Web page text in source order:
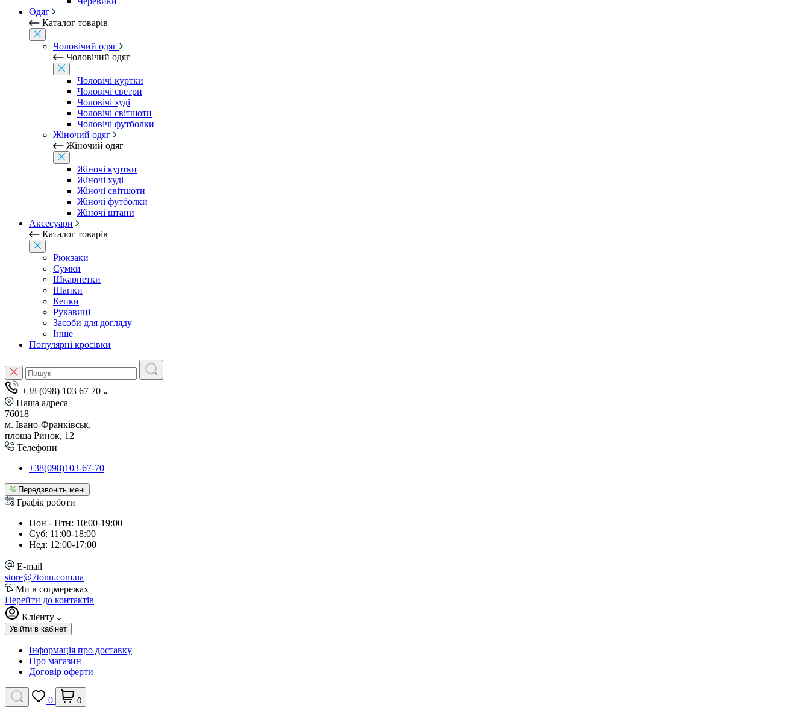
Одяг
Каталог товарів
Чоловічий одяг
Чоловічий одяг
Чоловічі куртки
Чоловічі светри
Чоловічі худі
Чоловічі світшоти
Чоловічі футболки
Жіночий одяг
Жіночий одяг
Жіночі куртки
Жіночі худі
Жіночі світшоти
Жіночі футболки
Жіночі штани
Аксесуари
Каталог товарів
Рюкзаки
Сумки
Шкарпетки
Шапки
Кепки
Рукавиці
Засоби для догляду
Інше
Популярні кросівки
+38 (098) 103 67 70
Наша адреса
76018
м. Івано-Франківськ,
площа Ринок, 12
Телефони
+38(098)103-67-70
Передзвоніть мені
Графік роботи
Пон - Птн: 10:00-19:00
Суб: 11:00-18:00
Нед: 12:00-17:00
E-mail
store@7tonn.com.ua
Ми в соцмережах
Перейти до контактів
Клієнту
Увійти в кабінет
Інформація про доставку
Про магазин
Договір оферти
0 0